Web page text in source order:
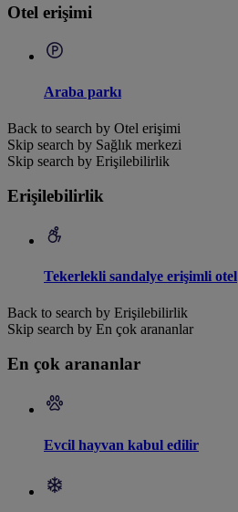
Otel erişimi
Araba parkı
Back to search by Otel erişimi
Skip search by Sağlık merkezi
Skip search by Erişilebilirlik
Erişilebilirlik
Tekerlekli sandalye erişimli otel
Back to search by Erişilebilirlik
Skip search by En çok arananlar
En çok arananlar
Evcil hayvan kabul edilir